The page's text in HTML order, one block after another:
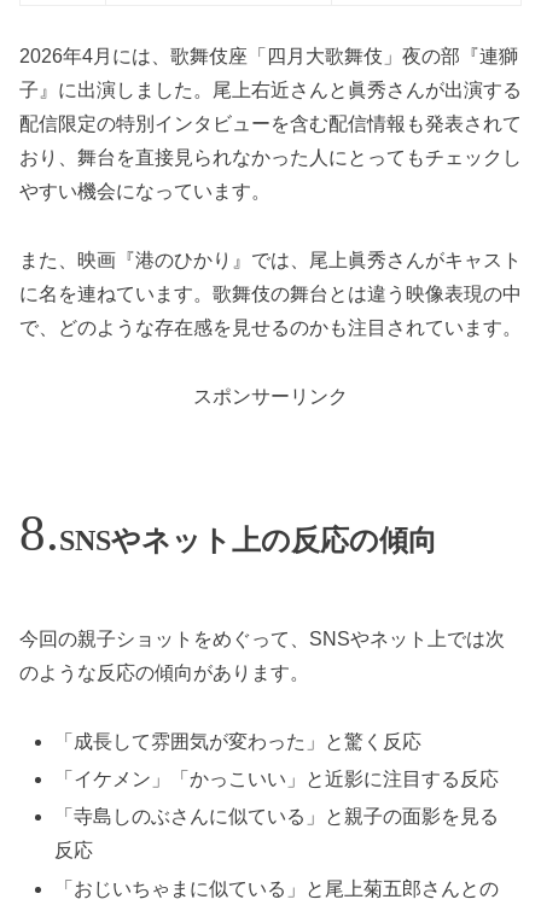
2026年4月には、歌舞伎座「四月大歌舞伎」夜の部『連獅
子』に出演しました。尾上右近さんと眞秀さんが出演する
配信限定の特別インタビューを含む配信情報も発表されて
おり、舞台を直接見られなかった人にとってもチェックし
やすい機会になっています。
また、映画『港のひかり』では、尾上眞秀さんがキャスト
に名を連ねています。歌舞伎の舞台とは違う映像表現の中
で、どのような存在感を見せるのかも注目されています。
スポンサーリンク
SNSやネット上の反応の傾向
今回の親子ショットをめぐって、SNSやネット上では次
のような反応の傾向があります。
「成長して雰囲気が変わった」と驚く反応
「イケメン」「かっこいい」と近影に注目する反応
「寺島しのぶさんに似ている」と親子の面影を見る
反応
「おじいちゃまに似ている」と尾上菊五郎さんとの